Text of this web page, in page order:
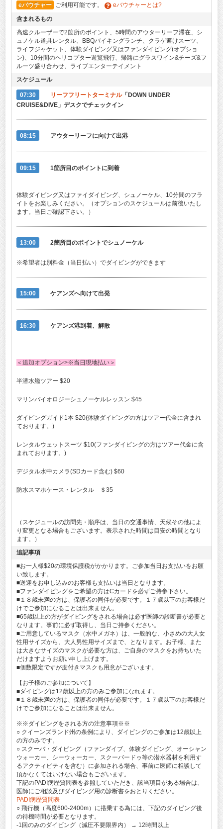
eバウチャー
ご利用可能です。
eバウチャーとは?
含まれるもの
高速クルーザーで2箇所のポイント、5時間のアウターリーフ滞在、シ
ュノケル道具レンタル、BBQバイキングランチ、クラゲ避けスーツ、
ライフジャケット、体験ダイビング又はファンダイビング(オプショ
ン)、10分間のヘリコプター遊覧飛行、帰路にグラスワイン&チーズ&フ
ルーツ盛り合わせ、ライブエンターテイメント
スケジュール
07:30 リーフフリートターミナル「DOWN UNDER
CRUISE&DIVE」デスクでチェックイン
08:15 アウターリーフに向けて出港
09:15 1箇所目のポイントに到着
体験ダイビング又はファイダイビング、シュノーケル、10分間のフラ
イトをお楽しみください。（オプションのスケジュールは前後いたし
ます。当日ご確認下さい。）
13:00 2箇所目のポイントでシュノーケル
※希望者は別料金（当日払い）でダイビングができます
15:00 ケアンズへ向けて出発
16:30 ケアンズ港到着、解散
＜追加オプション>※当日現地払い＞
半潜水艦ツアー $20
マリンバイオロジーシュノーケルレッスン $45
ダイビングガイド1本 $20(体験ダイビングの方はツアー代金に含まれ
ております。)
レンタルウェットスーツ $10(ファンダイビングの方はツアー代金に含
まれております。)
デジタル水中カメラ(SDカード含む) $60
防水スマホケース・レンタル ＄35
（スケジュールの訪問先・順序は、当日の交通事情、天候その他によ
り変更となる場合もございます。表示された時間は目安の時間となり
ます。）
追記事項
■お一人様$20の環境保護税がかかります。ご参加当日お支払いをお願
い致します。
■送迎をお申し込みのお客様も支払いは当日となります。
■ファンダイビングをご希望の方はCカードを必ずご持参下さい。
■１８歳未満の方は、保護者の同伴が必要です。１７歳以下のお客様だ
けでご参加になることは出来ません。
■65歳以上の方がダイビングをされる場合は必ず医師の診断書が必要と
なります。事前に必ず取得し、当日ご持参ください。
■ご用意しているマスク（水中メガネ）は、一般的な、小さめの大人女
性用サイズから、大人男性用サイズまで、となります。お子様、また
は大きなサイズのマスクが必要な方は、ご自身のマスクをお持ちいた
だけますようお願い申し上げます。
■個数限定ですが度付きマスクも用意がございます。
【お子様のご参加について】
■ダイビングは12歳以上の方のみご参加になれます。
■１８歳未満の方は、保護者の同伴が必要です。１７歳以下のお客様だ
けでご参加になることは出来ません。
※※ダイビングをされる方の注意事項※※
○ クイーンズランド州の条例により、ダイビングのご参加は12歳以上
の方のみです。
○ スクーバ・ダイビング（ファンダイブ、体験ダイビング、オーシャン
ウォーカー、シーウォーカー、スクーバードゥ等の潜水器材を利用す
るアクティビティを含む）に参加される場合、事前に医師に相談して
頂かなくてはいけない場合もございます。
下記のPADI病歴質問表を参照していただき、該当項目がある場合は、
医師にご相談及びダイビング用の診断書をおとりください。
PADI病歴質問表
○ 飛行機（高度600-2400m）に搭乗する為には、下記のダイビング後
の待機時間が必要となります。
-1回のみのダイビング（減圧不要限界内） → 12時間以上